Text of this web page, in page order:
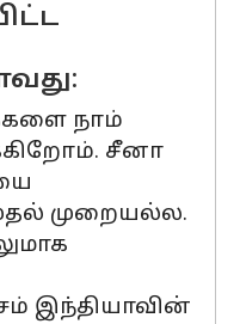
நாம்
சீனா
முறையல்ல.
இந்தியாவின்